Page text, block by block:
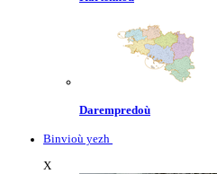
Darempredoù
Binvioù yezh
X